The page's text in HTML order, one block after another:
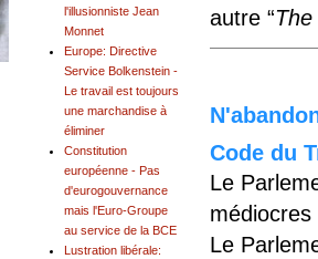
autre “
Code du
Le
Le
l'illusionniste Jean
Monnet
Europe: Directive
Service Bolkenstein -
Le travail est toujours
une marchandise à
éliminer
Constitution
européenne - Pas
d'eurogouvernance
mais l'Euro-Groupe
au service de la BCE
Lustration libérale: